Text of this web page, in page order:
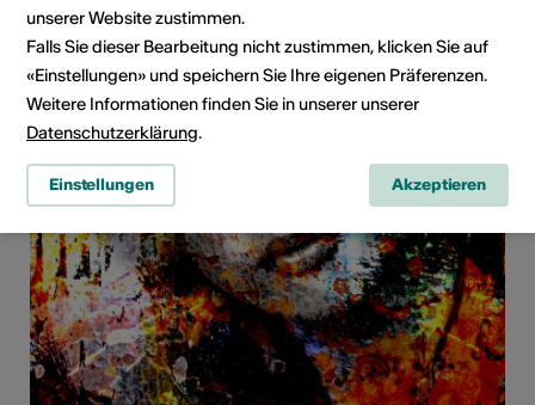
unserer Website zustimmen.
Falls Sie dieser Bearbeitung nicht zustimmen, klicken Sie auf
«Einstellungen» und speichern Sie Ihre eigenen Präferenzen.
Weitere Informationen finden Sie in unserer unserer
Datenschutzerklärung.
Einstellungen Akzeptieren